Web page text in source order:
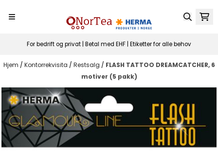
For bedrift og privat | Betal med EHF | Etiketter for alle behov
Hjem / Kontorrekvisita / Restsalg / FLASH TATTOO DREAMCATCHER, 6
motiver (5 pakk)